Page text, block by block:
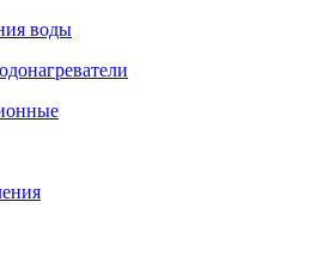
воды